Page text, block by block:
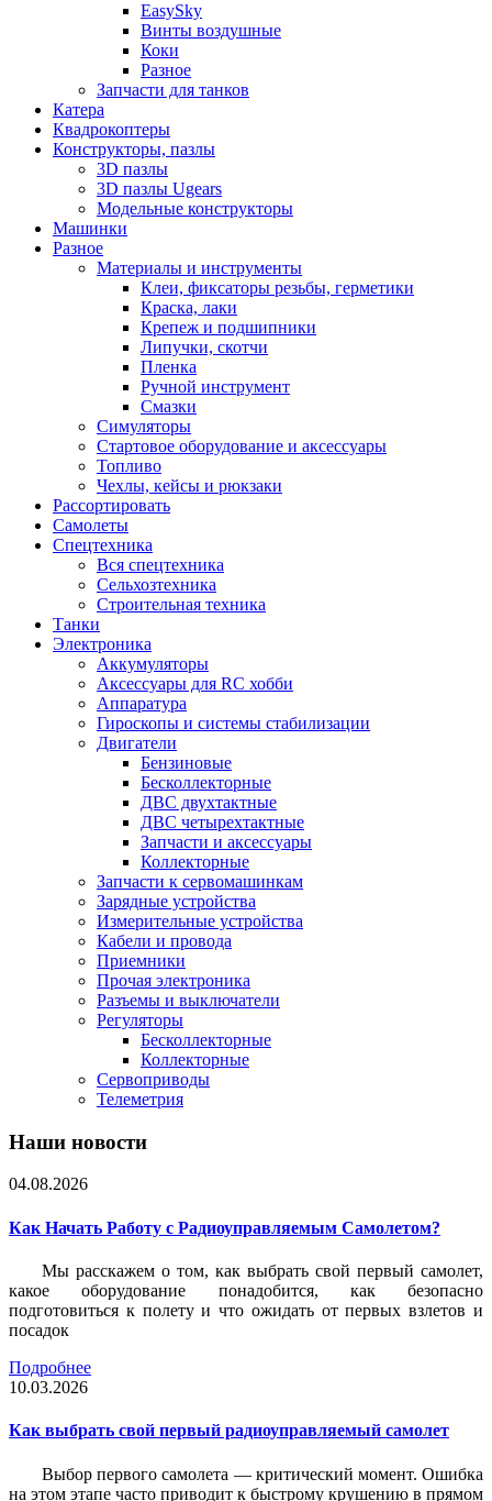
EasySky
Винты воздушные
Коки
Разное
Запчасти для танков
Катера
Квадрокоптеры
Конструкторы, пазлы
3D пазлы
3D пазлы Ugears
Модельные конструкторы
Машинки
Разное
Материалы и инструменты
Клеи, фиксаторы резьбы, герметики
Краска, лаки
Крепеж и подшипники
Липучки, скотчи
Пленка
Ручной инструмент
Смазки
Симуляторы
Стартовое оборудование и аксессуары
Топливо
Чехлы, кейсы и рюкзаки
Рассортировать
Самолеты
Спецтехника
Вся спецтехника
Сельхозтехника
Строительная техника
Танки
Электроника
Аккумуляторы
Аксессуары для RC хобби
Аппаратура
Гироскопы и системы стабилизации
Двигатели
Бензиновые
Бесколлекторные
ДВС двухтактные
ДВС четырехтактные
Запчасти и аксессуары
Коллекторные
Запчасти к сервомашинкам
Зарядные устройства
Измерительные устройства
Кабели и провода
Приемники
Прочая электроника
Разъемы и выключатели
Регуляторы
Бесколлекторные
Коллекторные
Сервоприводы
Телеметрия
Наши новости
04.08.2026
Как Начать Работу с Радиоуправляемым Самолетом?
Мы расскажем о том, как выбрать свой первый самолет,
какое оборудование понадобится, как безопасно
подготовиться к полету и что ожидать от первых взлетов и
посадок
Подробнее
10.03.2026
Как выбрать свой первый радиоуправляемый самолет
Выбор первого самолета — критический момент. Ошибка
на этом этапе часто приводит к быстрому крушению в прямом